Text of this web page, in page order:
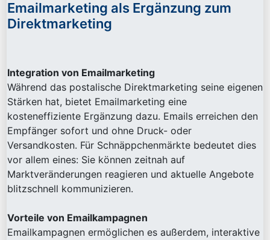
Emailmarketing als Ergänzung zum
Direktmarketing
Integration von Emailmarketing
Während das postalische Direktmarketing seine eigenen
Stärken hat, bietet Emailmarketing eine
kosteneffiziente Ergänzung dazu. Emails erreichen den
Empfänger sofort und ohne Druck- oder
Versandkosten. Für Schnäppchenmärkte bedeutet dies
vor allem eines: Sie können zeitnah auf
Marktveränderungen reagieren und aktuelle Angebote
blitzschnell kommunizieren.
Vorteile von Emailkampagnen
Emailkampagnen ermöglichen es außerdem, interaktive